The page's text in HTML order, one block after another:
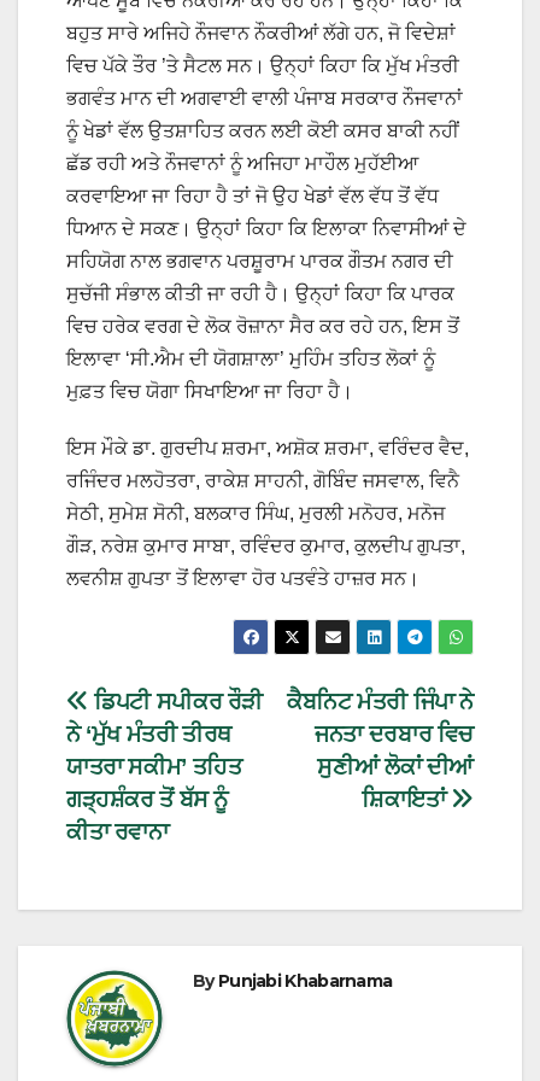
ਬਹੁਤ ਸਾਰੇ ਅਜਿਹੇ ਨੌਜਵਾਨ ਨੌਕਰੀਆਂ ਲੱਗੇ ਹਨ, ਜੋ ਵਿਦੇਸ਼ਾਂ
ਵਿਚ ਪੱਕੇ ਤੌਰ ’ਤੇ ਸੈਟਲ ਸਨ। ਉਨ੍ਹਾਂ ਕਿਹਾ ਕਿ ਮੁੱਖ ਮੰਤਰੀ
ਭਗਵੰਤ ਮਾਨ ਦੀ ਅਗਵਾਈ ਵਾਲੀ ਪੰਜਾਬ ਸਰਕਾਰ ਨੌਜਵਾਨਾਂ
ਨੂੰ ਖੇਡਾਂ ਵੱਲ ਉਤਸ਼ਾਹਿਤ ਕਰਨ ਲਈ ਕੋਈ ਕਸਰ ਬਾਕੀ ਨਹੀਂ
ਛੱਡ ਰਹੀ ਅਤੇ ਨੌਜਵਾਨਾਂ ਨੂੰ ਅਜਿਹਾ ਮਾਹੌਲ ਮੁਹੱਈਆ
ਕਰਵਾਇਆ ਜਾ ਰਿਹਾ ਹੈ ਤਾਂ ਜੋ ਉਹ ਖੇਡਾਂ ਵੱਲ ਵੱਧ ਤੋਂ ਵੱਧ
ਧਿਆਨ ਦੇ ਸਕਣ। ਉਨ੍ਹਾਂ ਕਿਹਾ ਕਿ ਇਲਾਕਾ ਨਿਵਾਸੀਆਂ ਦੇ
ਸਹਿਯੋਗ ਨਾਲ ਭਗਵਾਨ ਪਰਸ਼ੂਰਾਮ ਪਾਰਕ ਗੌਤਮ ਨਗਰ ਦੀ
ਸੁਚੱਜੀ ਸੰਭਾਲ ਕੀਤੀ ਜਾ ਰਹੀ ਹੈ। ਉਨ੍ਹਾਂ ਕਿਹਾ ਕਿ ਪਾਰਕ
ਵਿਚ ਹਰੇਕ ਵਰਗ ਦੇ ਲੋਕ ਰੋਜ਼ਾਨਾ ਸੈਰ ਕਰ ਰਹੇ ਹਨ, ਇਸ ਤੋਂ
ਇਲਾਵਾ ‘ਸੀ.ਐਮ ਦੀ ਯੋਗਸ਼ਾਲਾ’ ਮੁਹਿੰਮ ਤਹਿਤ ਲੋਕਾਂ ਨੂੰ
ਮੁਫ਼ਤ ਵਿਚ ਯੋਗਾ ਸਿਖਾਇਆ ਜਾ ਰਿਹਾ ਹੈ।
ਇਸ ਮੌਕੇ ਡਾ. ਗੁਰਦੀਪ ਸ਼ਰਮਾ, ਅਸ਼ੋਕ ਸ਼ਰਮਾ, ਵਰਿੰਦਰ ਵੈਦ,
ਰਜਿੰਦਰ ਮਲਹੋਤਰਾ, ਰਾਕੇਸ਼ ਸਾਹਨੀ, ਗੋਬਿੰਦ ਜਸਵਾਲ, ਵਿਨੈ
ਸੇਠੀ, ਸੁਮੇਸ਼ ਸੋਨੀ, ਬਲਕਾਰ ਸਿੰਘ, ਮੁਰਲੀ ਮਨੋਹਰ, ਮਨੋਜ
ਗੌੜ, ਨਰੇਸ਼ ਕੁਮਾਰ ਸਾਬਾ, ਰਵਿੰਦਰ ਕੁਮਾਰ, ਕੁਲਦੀਪ ਗੁਪਤਾ,
ਲਵਨੀਸ਼ ਗੁਪਤਾ ਤੋਂ ਇਲਾਵਾ ਹੋਰ ਪਤਵੰਤੇ ਹਾਜ਼ਰ ਸਨ।
ਕੈਬਨਿਟ ਮੰਤਰੀ ਜਿੰਪਾ ਨੇ
ਜਨਤਾ ਦਰਬਾਰ ਵਿਚ
ਸੁਣੀਆਂ ਲੋਕਾਂ ਦੀਆਂ
ਸ਼ਿਕਾਇਤਾਂ
ਡਿਪਟੀ ਸਪੀਕਰ ਰੌੜੀ
ਨੇ ‘ਮੁੱਖ ਮੰਤਰੀ ਤੀਰਥ
ਯਾਤਰਾ ਸਕੀਮ’ ਤਹਿਤ
ਗੜ੍ਹਸ਼ੰਕਰ ਤੋਂ ਬੱਸ ਨੂੰ
ਕੀਤਾ ਰਵਾਨਾ
ByPunjabi Khabarnama